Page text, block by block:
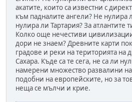
акатите, които са известни с
към падналите ангели? Не нулира
нулира ли Тартария? За атлантите
Колко още нечестиви
дори не знаем? Древните карти
градове и реки на територията на
Сахара. Къде са те сега, не са ли
намерени множество развалини
подобни на европейските, но за
неща се мълчи и крие.